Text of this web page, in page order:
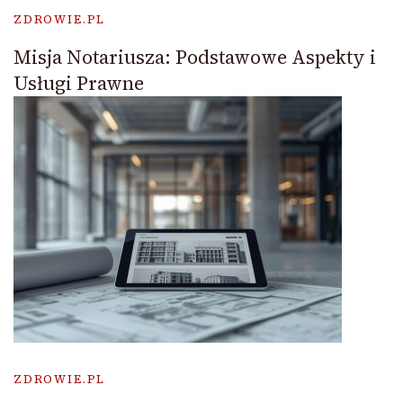
ZDROWIE.PL
Misja Notariusza: Podstawowe Aspekty i
Usługi Prawne
ZDROWIE.PL